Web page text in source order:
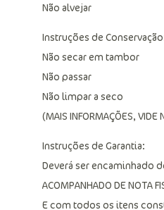
Não alvejar
Instruções de
Não secar em tambor
Não passar
Não limpar a seco
(MAIS INFORMAÇÕES, VIDE
Instruções de Garantia:
Deverá ser encaminhado
ACOMPANHADO DE NOTA
E com todos os itens